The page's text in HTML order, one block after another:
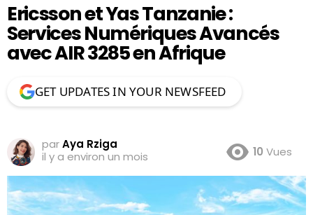
Ericsson et Yas Tanzanie :
Services Numériques Avancés
avec AIR 3285 en Afrique
GET UPDATES IN YOUR NEWSFEED
parAya Rziga
il y a environ un mois
10 Vues